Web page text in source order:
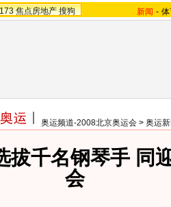
焦点房地产 搜狗 新闻 -
奥运频道-2008北京奥运会 > 奥运
拔千名钢琴手 同
会